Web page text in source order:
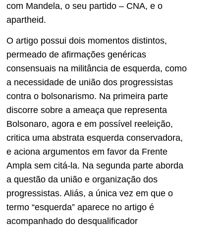
com Mandela, o seu partido – CNA, e o
apartheid.
O artigo possui dois momentos distintos,
permeado de afirmações genéricas
consensuais na militância de esquerda, como
a necessidade de união dos progressistas
contra o bolsonarismo. Na primeira parte
discorre sobre a ameaça que representa
Bolsonaro, agora e em possível reeleição,
critica uma abstrata esquerda conservadora,
e aciona argumentos em favor da Frente
Ampla sem citá-la. Na segunda parte aborda
a questão da união e organização dos
progressistas. Aliás, a única vez em que o
termo “esquerda” aparece no artigo é
acompanhado do desqualificador